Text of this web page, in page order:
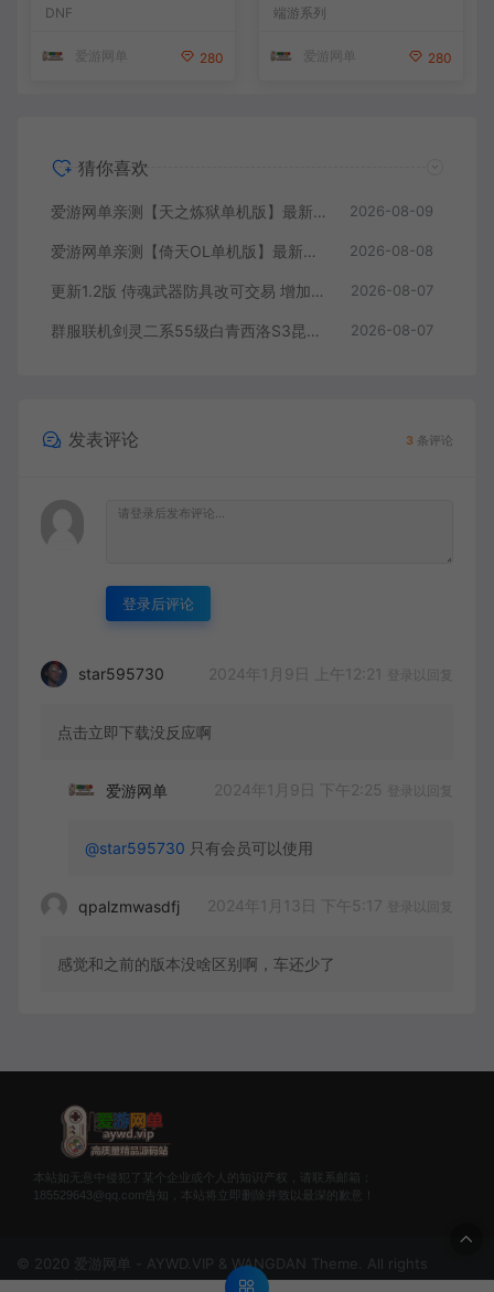
丰富异次元技能装备词条 护
能徽章 史诗装备特效徽章 技
DNF
爱游网单 280
端游系列
爱游网单 280
猜你喜欢
爱游网单亲测【天之炼狱单机版】最新整理怀旧无双炼狱端 带GM工具注册 GM权限命令发道具 视频安装教学 虚拟机一键端 2026-08-09
爱游网单亲测【倚天OL单机版】最新整理龙驹完善版 怀旧武侠网游单机 带GM工具可发物品装备 虚拟机一键端 视频安装教学 2026-08-08
更新1.2版 侍魂武器防具改可交易 增加掉落和在线奖励 DNF70星月侍魂联机版 新版技能 丰富异次元技能装备词条 护石 辟邪玉 皮肤外观 BUFF技能徽章 史诗装备特效徽章 技能宝珠等 在线点 装备靠爆 2026-08-07
群服联机剑灵二系55级白青西洛S3昆仑版 在线点券 每日礼包 复古玩法 2026-08-07
发表评论 3 条评论
登录后评论
star595730 2024年1月9日 上午12:21
点击立即下载没反应啊
爱游网单 2024年1月9日 下午2:25 登录以回复
@star595730 只有会员可以使用
qpalzmwasdfj 2024年1月13日 下午5:17 登录以回复
感觉和之前的版本没啥区别啊，车还少了
本站如无意中侵犯了某个企业或个人的知识产权，请联系邮箱：
185529643@qq.com告知，本站将立即删除并致以最深的歉意！
© 2020 爱游网单 - AYWD.VIP & WANGDAN Theme. All rights
reserved